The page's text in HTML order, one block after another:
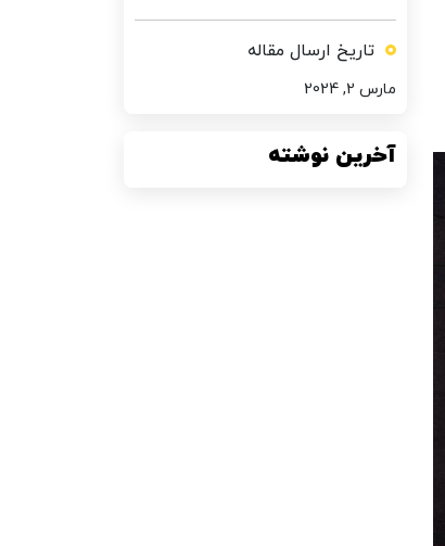
تاریخ ارسال مقاله
مارس 2, 2024
آخرین نوشته